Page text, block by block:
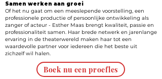
Samen werken aan groei
Of het nu gaat om een meeslepende voorstelling, een
professionele productie of persoonlijke ontwikkeling als
zanger of acteur - Esther Maas brengt kwaliteit, passie en
professionaliteit samen. Haar brede netwerk en jarenlange
ervaring in de theaterwereld maken haar tot een
waardevolle partner voor iedereen die het beste uit
zichzelf wil halen.
Boek nu een proefles